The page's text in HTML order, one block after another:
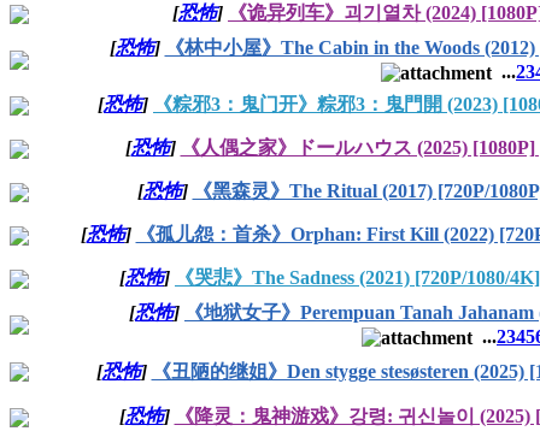
[恐怖]
《诡异列车》괴기열차 (2024)
[恐怖]
《林中小屋》The Cabin in the Woods
...23
[恐怖] 《粽邪3：鬼门开》粽邪3：鬼門開 (2023)
[恐怖] 《人偶之家》ドールハウス (2025)
[恐怖] 《黑森灵》The Ritual (2017) [720P/
[恐怖] 《孤儿怨：首杀》Orphan: First Kill (2022)
[恐怖]
《哭悲》The Sadness (2021) [720P/1080/
[恐怖]
《地狱女子》Perempuan Tanah
...2345
[恐怖] 《丑陋的继姐》Den stygge stesøsteren
[恐怖] 《降灵：鬼神游戏》강령: 귀신놀이 (2025)